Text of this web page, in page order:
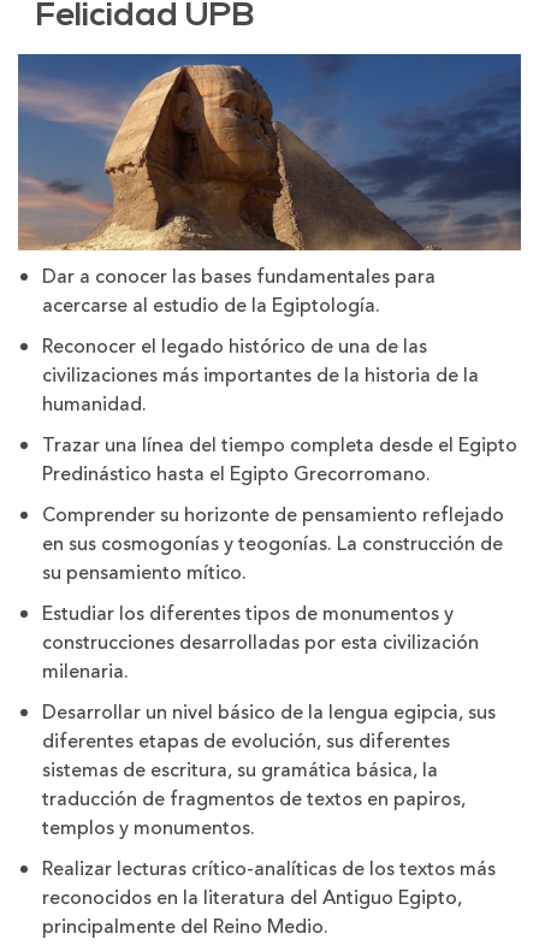
Felicidad UPB
Dar a conocer las bases fundamentales para
acercarse al estudio de la Egiptología.
Reconocer el legado histórico de una de las
civilizaciones más importantes de la historia de la
humanidad.
Trazar una línea del tiempo completa desde el Egipto
Predinástico hasta el Egipto Grecorromano.
Comprender su horizonte de pensamiento reflejado
en sus cosmogonías y teogonías. La construcción de
su pensamiento mítico.
Estudiar los diferentes tipos de monumentos y
construcciones desarrolladas por esta civilización
milenaria.
Desarrollar un nivel básico de la lengua egipcia, sus
diferentes etapas de evolución, sus diferentes
sistemas de escritura, su gramática básica, la
traducción de fragmentos de textos en papiros,
templos y monumentos.
Realizar lecturas crítico-analíticas de los textos más
reconocidos en la literatura del Antiguo Egipto,
principalmente del Reino Medio.